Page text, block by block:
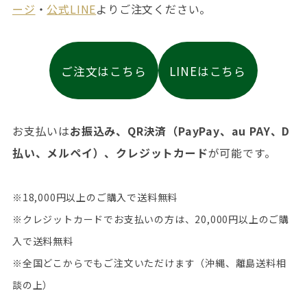
ージ ・ 公式LINEよりご注文ください。
ご注文はこちら LINEはこちら
お支払いはお振込み、QR決済（PayPay、au PAY、D
払い、メルペイ）、クレジットカードが可能です。
※18,000円以上のご購入で送料無料
※クレジットカードでお支払いの方は、20,000円以上のご購
入で送料無料
※全国どこからでもご注文いただけます（沖縄、離島送料相
談の上）